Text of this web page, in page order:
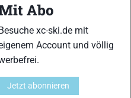
Abo
Besuche xc-ski.de mit
Account und völlig
Jetzt abonnieren